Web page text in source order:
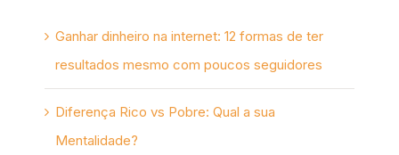
Ganhar dinheiro na internet: 12 formas de ter
resultados mesmo com poucos seguidores
Diferença Rico vs Pobre: Qual a sua
Mentalidade?